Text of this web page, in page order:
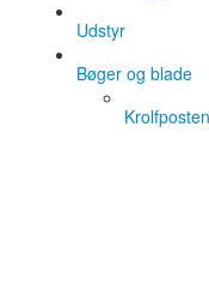
Udstyr
Bøger og blade
Krolfposten